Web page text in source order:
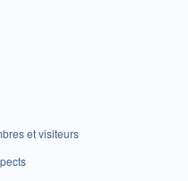
et visiteurs